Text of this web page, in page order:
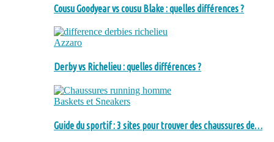
Cousu Goodyear vs cousu Blake : quelles différences ?
Azzaro
Derby vs Richelieu : quelles différences ?
Baskets et Sneakers
Guide du sportif : 3 sites pour trouver des chaussures de…